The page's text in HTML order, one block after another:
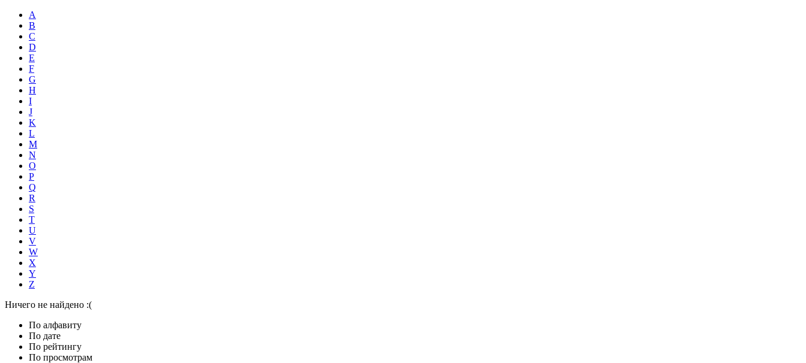
A
B
C
D
E
F
G
H
I
J
K
L
M
N
O
P
Q
R
S
T
U
V
W
X
Y
Z
Ничего не найдено :(
По алфавиту
По дате
По рейтингу
По просмотрам